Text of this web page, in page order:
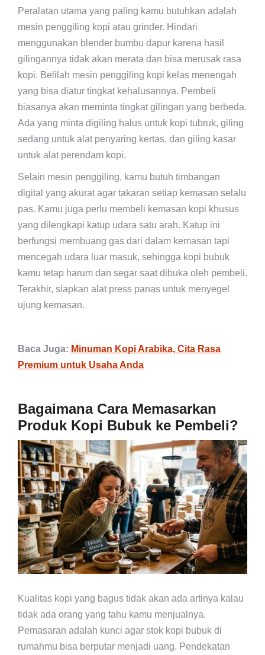
Peralatan utama yang paling kamu butuhkan adalah
mesin penggiling kopi atau grinder. Hindari
menggunakan blender bumbu dapur karena hasil
gilingannya tidak akan merata dan bisa merusak rasa
kopi. Belilah mesin penggiling kopi kelas menengah
yang bisa diatur tingkat kehalusannya. Pembeli
biasanya akan meminta tingkat gilingan yang berbeda.
Ada yang minta digiling halus untuk kopi tubruk, giling
sedang untuk alat penyaring kertas, dan giling kasar
untuk alat perendam kopi.
Selain mesin penggiling, kamu butuh timbangan
digital yang akurat agar takaran setiap kemasan selalu
pas. Kamu juga perlu membeli kemasan kopi khusus
yang dilengkapi katup udara satu arah. Katup ini
berfungsi membuang gas dari dalam kemasan tapi
mencegah udara luar masuk, sehingga kopi bubuk
kamu tetap harum dan segar saat dibuka oleh pembeli.
Terakhir, siapkan alat press panas untuk menyegel
ujung kemasan.
Baca Juga: Minuman Kopi Arabika, Cita Rasa
Premium untuk Usaha Anda
Bagaimana Cara Memasarkan
Produk Kopi Bubuk ke Pembeli?
Kualitas kopi yang bagus tidak akan ada artinya kalau
tidak ada orang yang tahu kamu menjualnya.
Pemasaran adalah kunci agar stok kopi bubuk di
rumahmu bisa berputar menjadi uang. Pendekatan